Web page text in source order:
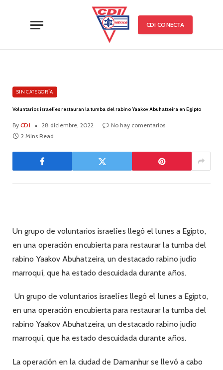
CDI CONECTA
SIN CATEGORÍA
Voluntarios israelíes restauran la tumba del rabino Yaakov Abuhatzeira en Egipto
By CDI 28 diciembre, 2022
No hay comentarios
2 Mins Read
Un grupo de voluntarios israelíes llegó el lunes a Egipto,
en una operación encubierta para restaurar la tumba del
rabino Yaakov Abuhatzeira, un destacado rabino judío
marroquí, que ha estado descuidada durante años.
Un grupo de voluntarios israelíes llegó el lunes a Egipto,
en una operación encubierta para restaurar la tumba del
rabino Yaakov Abuhatzeira, un destacado rabino judío
marroquí, que ha estado descuidada durante años.
La operación en la ciudad de Damanhur se llevó a cabo